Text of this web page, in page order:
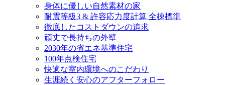
身体に優しい自然素材の家
耐震等級3 & 許容応力度計算 全棟標準
徹底したコストダウンの追求
頑丈で長持ちの外壁
2030年の省エネ基準住宅
100年点検住宅
快適な室内環境へのこだわり
生涯続く安心のアフターフォロー